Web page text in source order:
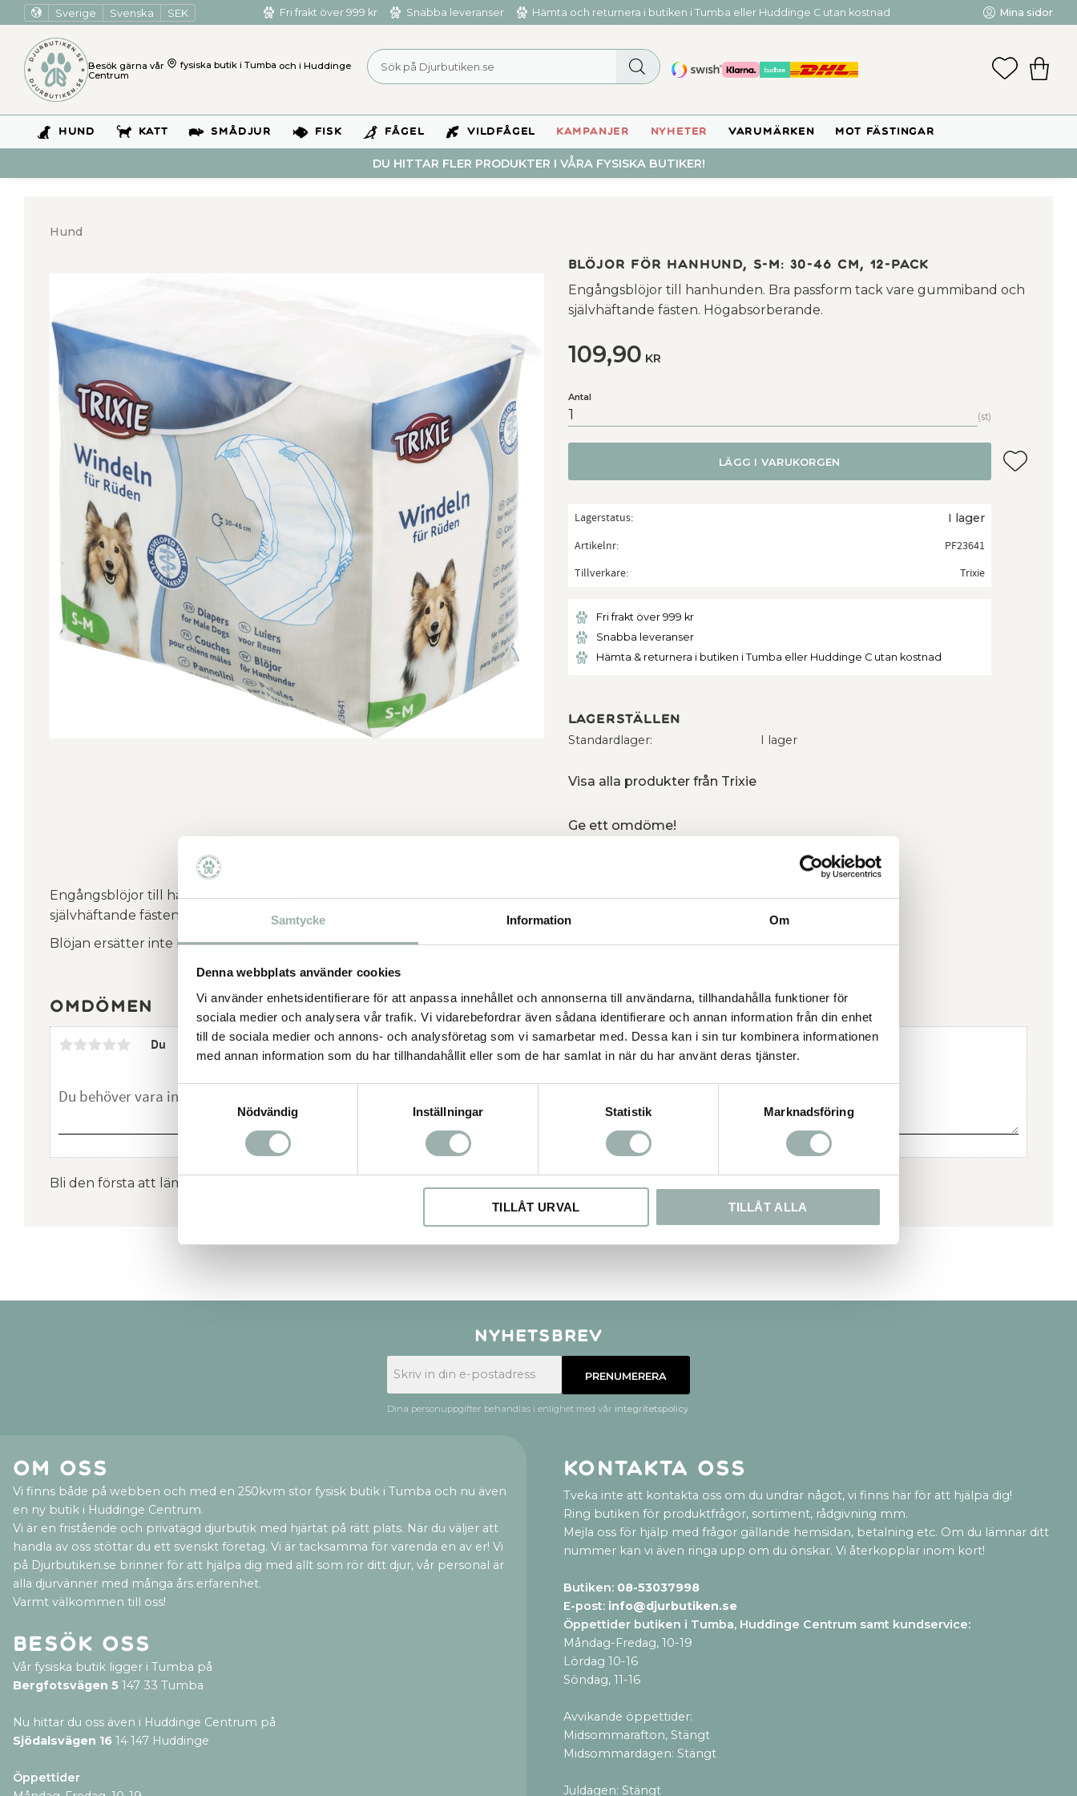
Samtycke Information Om
Denna webbplats använder cookies
Vi använder enhetsidentifierare för att anpassa innehållet och annonserna till användarna, tillhandahålla funktioner för
sociala medier och analysera vår trafik. Vi vidarebefordrar även sådana identifierare och annan information från din enhet
till de sociala medier och annons- och analysföretag som vi samarbetar med. Dessa kan i sin tur kombinera informationen
med annan information som du har tillhandahållit eller som de har samlat in när du har använt deras tjänster.
Samtyckesval
Nödvändig
Inställningar Statistik Marknadsföring
TILLÅT URVAL TILLÅT ALLA
Sverige Svenska SEK Fri frakt över 999 kr Snabba leveranser Hämta och returnera i butiken i Tumba eller Huddinge C utan kostnad Mina sidor
Besök gärna vår fysiska butik i Tumba och i Huddinge
Centrum
HUND KATT SMÅDJUR FISK FÅGEL VILDFÅGEL KAMPANJER NYHETER VARUMÄRKEN MOT FÄSTINGAR
DU HITTAR FLER PRODUKTER I VÅRA FYSISKA BUTIKER!
Hund
Blöjor för hanhund, S-M: 30-46 cm, 12-pack
Engångsblöjor till hanhunden. Bra passform tack vare gummiband och
självhäftande fästen. Högabsorberande.
109,90 KR
Antal
st
LÄGG I VARUKORGEN Lägg till i
Lagerstatus I lager
Artikelnr
PF23641
Tillverkare
Trixie
Fri frakt över 999 kr
Snabba leveranser
Hämta & returnera i butiken i Tumba eller Huddinge C utan kostnad
Lagerställen
Standardlager I lager
Visa alla produkter från Trixie
Ge ett omdöme!
Engångsblöjor till hanhunden. Bra passform tack vare gummiband och
självhäftande fästen. Högabsorberande.
Blöjan ersätter inte behovet för hunden att bli rastad ute på promenad.
Omdömen
Du
Bli den första att lämna ett omdöme.
Nyhetsbrev
PRENUMERERA
Dina personuppgifter behandlas i enlighet med vår integritetspolicy.
Om oss
Vi finns både på webben och med en 250kvm stor fysisk butik i Tumba och nu även
en ny butik i Huddinge Centrum.
Vi är en fristående och privatägd djurbutik med hjärtat på rätt plats. När du väljer att
handla av oss stöttar du ett svenskt företag. Vi är tacksamma för varenda en av er! Vi
på Djurbutiken.se brinner för att hjälpa dig med allt som rör ditt djur, vår personal är
alla djurvänner med många års erfarenhet.
Varmt välkommen till oss!
Besök oss
Vår fysiska butik ligger i Tumba på
Bergfotsvägen 5 147 33 Tumba
Nu hittar du oss även i Huddinge Centrum på
Sjödalsvägen 16 14 147 Huddinge
Öppettider
Kontakta oss
Tveka inte att kontakta oss om du undrar något, vi finns här för att hjälpa dig!
Ring butiken för produktfrågor, sortiment, rådgivning mm.
Mejla oss för hjälp med frågor gällande hemsidan, betalning etc. Om du lämnar ditt
nummer kan vi även ringa upp om du önskar. Vi återkopplar inom kort!
Butiken: 08-53037998
E-post: info@djurbutiken.se
Öppettider butiken i Tumba, Huddinge Centrum samt kundservice:
Måndag-Fredag, 10-19
Lördag 10-16
Söndag, 11-16
Avvikande öppettider:
Midsommarafton, Stängt
Midsommardagen: Stängt
Juldagen: Stängt